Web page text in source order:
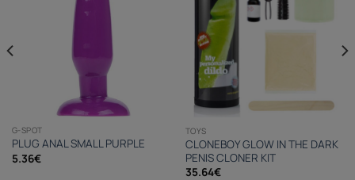
G-SPOT
PLUG ANAL SMALL PURPLE
5.36€
TOYS
CLONEBOY GLOW IN THE DARK
PENIS CLONER KIT
35.64€